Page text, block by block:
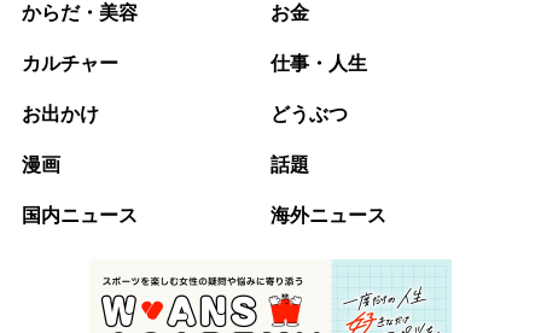
からだ・美容 お金
カルチャー 仕事・人生
お出かけ どうぶつ
漫画 話題
国内ニュース 海外ニュース